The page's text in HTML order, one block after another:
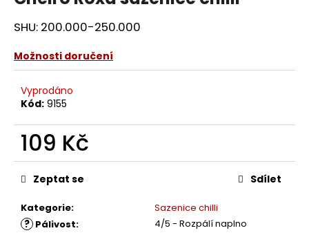
SHU: 200.000-250.000
Možnosti doručení
Vyprodáno
Kód: 9155
109 Kč
Měrná
cena:
Kategorie: Sazenice chilli
? Pálivost: 4/5 - Rozpálí naplno
Zeptat se Sdílet